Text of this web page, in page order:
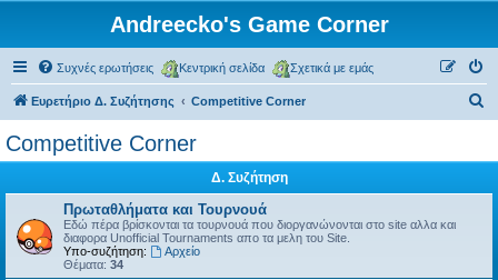
Andreecko's Game Corner
Συχνές ερωτήσεις Κεντρική σελίδα Σχετικά με εμάς
Ευρετήριο Δ. Συζήτησης Competitive Corner
Competitive Corner
Δ. Συζήτηση
Πρωταθλήματα και Τουρνουά
Εδώ πέρα βρίσκονται τα τουρνουά που διοργανώνονται στο site αλλα και
διαφορα Unofficial Tournaments απο τα μελη του Site.
Υπο-συζήτηση:
Αρχείο
Θέματα: 34